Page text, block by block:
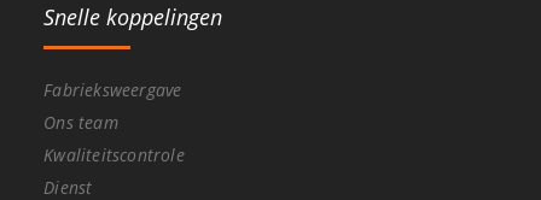
Snelle koppelingen
Fabrieksweergave
Ons team
Kwaliteitscontrole
Dienst